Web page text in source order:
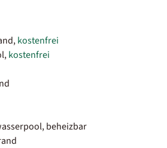
kostenfrei
kostenfrei
beheizbar